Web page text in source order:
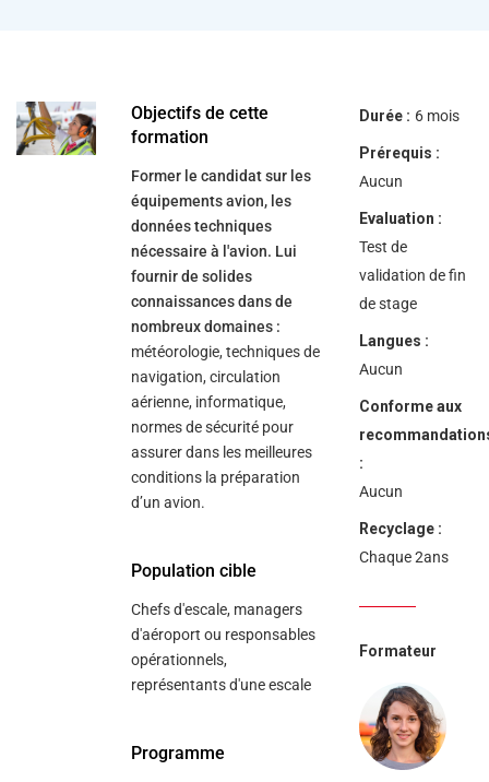
the
content.
Objectifs de cette
formation
Former le candidat sur les
équipements avion, les
données techniques
nécessaire à l'avion. Lui
fournir de solides
connaissances dans de
nombreux domaines :
météorologie, techniques de
navigation, circulation
aérienne, informatique,
normes de sécurité pour
assurer dans les meilleures
conditions la préparation
d’un avion.
Population cible
Chefs d'escale, managers
d'aéroport ou responsables
opérationnels,
représentants d'une escale
Programme
Durée : 6 mois
Prérequis :
Aucun
Evaluation :
Test de
validation de fin
de stage
Langues :
Aucun
Conforme aux
:
Aucun
Recyclage :
Chaque 2ans
Formateur